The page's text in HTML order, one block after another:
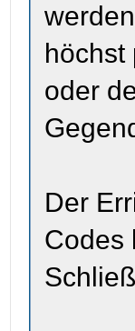
höchst
oder
Der
Codes